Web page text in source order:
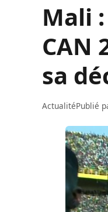
Mali
CAN
sa
ActualitéPublié